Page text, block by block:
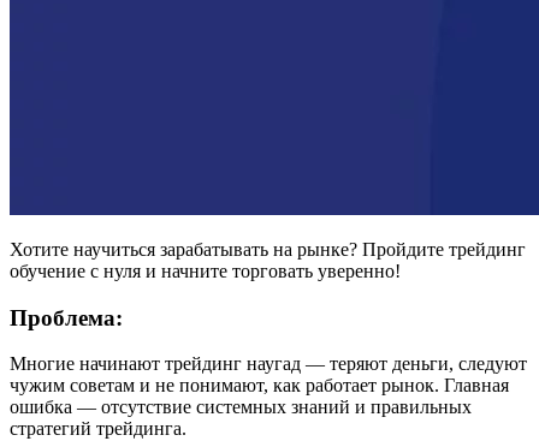
Хотите научиться зарабатывать на рынке? Пройдите трейдинг
обучение с нуля и начните торговать уверенно!
Проблема:
Многие начинают трейдинг наугад — теряют деньги, следуют
чужим советам и не понимают, как работает рынок. Главная
ошибка — отсутствие системных знаний и правильных
стратегий трейдинга.